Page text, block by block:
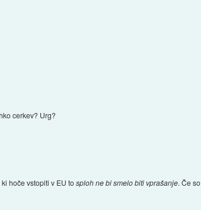
cerkev? Urg?
hoče vstopiti v EU tosploh ne bi smelo biti vprašanje. Če so